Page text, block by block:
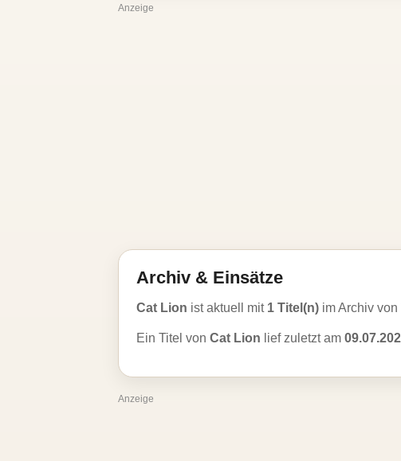
Anzeige
Archiv & Einsätze
Cat Lion ist aktuell mit 1 Titel(n) im Archiv von
Ein Titel von Cat Lion lief zuletzt am
Anzeige